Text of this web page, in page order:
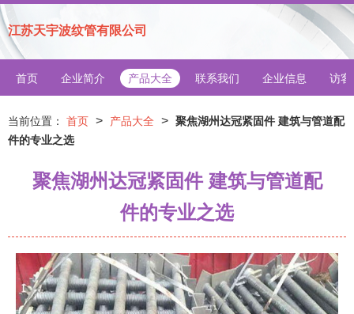
江苏天宇波纹管有限公司
首页 企业简介 产品大全 联系我们 企业信息 访客
当前位置： 首页 > 产品大全 > 聚焦湖州达冠紧固件 建筑与管道配
件的专业之选
聚焦湖州达冠紧固件 建筑与管道配
件的专业之选